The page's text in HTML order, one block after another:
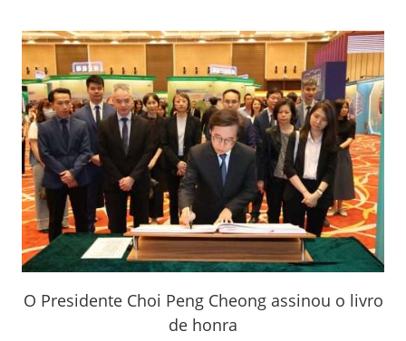
O Presidente Choi Peng Cheong assinou o livro
de honra